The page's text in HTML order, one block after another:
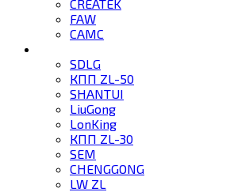
CREATEK
FAW
CAMC
SDLG
КПП ZL-50
SHANTUI
LiuGong
LonKing
КПП ZL-30
SEM
CHENGGONG
LW ZL